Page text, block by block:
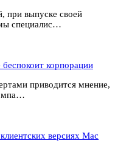
при выпуске своей
специалис…
корпорации
приводится мнение,
версиях Mac